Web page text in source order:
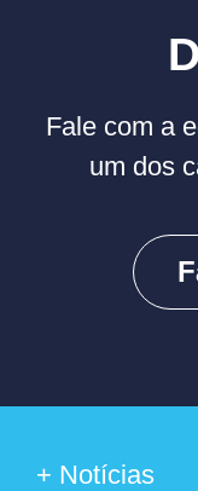
Fale com a
um dos
+ Notícias